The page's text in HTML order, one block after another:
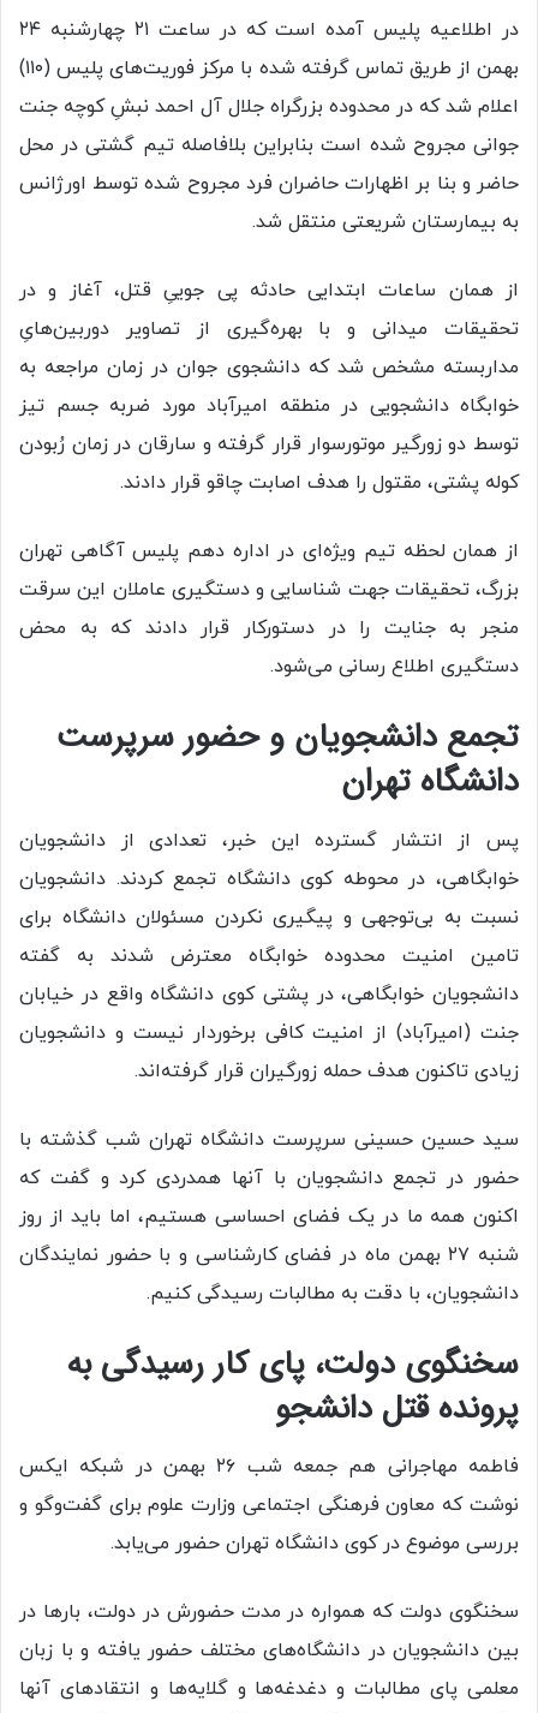
در اطلاعیه پلیس آمده است که در ساعت ۲۱ چهارشنبه ۲۴
بهمن از طریق تماس گرفته شده با مرکز فوریت‌های پلیس (۱۱۰)
اعلام شد که در محدوده بزرگراه جلال آل احمد نبشِ کوچه جنت
جوانی مجروح شده است بنابراین بلافاصله تیم گشتی در محل
حاضر و بنا بر اظهارات حاضران فرد مجروح شده توسط اورژانس
به بیمارستان شریعتی منتقل شد.
از همان ساعات ابتدایی حادثه پی جوییِ قتل، آغاز و در
تحقیقات میدانی و با بهره‌گیری از تصاویر دوربین‌هایِ
مداربسته مشخص شد که دانشجوی جوان در زمان مراجعه به
خوابگاه دانشجویی در منطقه امیرآباد مورد ضربه جسم تیز
توسط دو زورگیر موتورسوار قرار گرفته و سارقان در زمان رُبودن
کوله پشتی، مقتول را هدف اصابت چاقو قرار دادند.
از همان لحظه تیم ویژه‌ای در اداره دهم پلیس آگاهی تهران
بزرگ، تحقیقات جهت شناسایی و دستگیری عاملان این سرقت
منجر به جنایت را در دستورکار قرار دادند که به محض
دستگیری اطلاع رسانی می‌شود.
تجمع دانشجویان و حضور سرپرست
دانشگاه تهران
پس از انتشار گسترده این خبر، تعدادی از دانشجویان
خوابگاهی، در محوطه کوی دانشگاه تجمع کردند. دانشجویان
نسبت به بی‌توجهی و پیگیری نکردن مسئولان دانشگاه برای
تامین امنیت محدوده خوابگاه معترض شدند به گفته
دانشجویان خوابگاهی، در پشتی کوی دانشگاه واقع در خیابان
جنت (امیرآباد) از امنیت کافی برخوردار نیست و دانشجویان
زیادی تاکنون هدف حمله زورگیران قرار گرفته‌اند.
سید حسین حسینی سرپرست دانشگاه تهران شب گذشته با
حضور در تجمع دانشجویان با آنها همدردی کرد و گفت که
اکنون همه ما در یک فضای احساسی هستیم، اما باید از روز
شنبه ۲۷ بهمن ماه در فضای کارشناسی و با حضور نمایندگان
دانشجویان، با دقت به مطالبات رسیدگی کنیم.
سخنگوی دولت، پای کار رسیدگی به
پرونده قتل دانشجو
فاطمه مهاجرانی هم جمعه شب ۲۶ بهمن در شبکه ایکس
نوشت که معاون فرهنگی اجتماعی وزارت علوم برای گفت‌و‌گو و
بررسی موضوع در کوی دانشگاه تهران حضور می‌یابد.
سخنگوی دولت که همواره در مدت حضورش در دولت، بار‌ها در
بین دانشجویان در دانشگاه‌های مختلف حضور یافته و با زبان
معلمی پای مطالبات و دغدغه‌ها و گلایه‌ها و انتقاد‌های آنها